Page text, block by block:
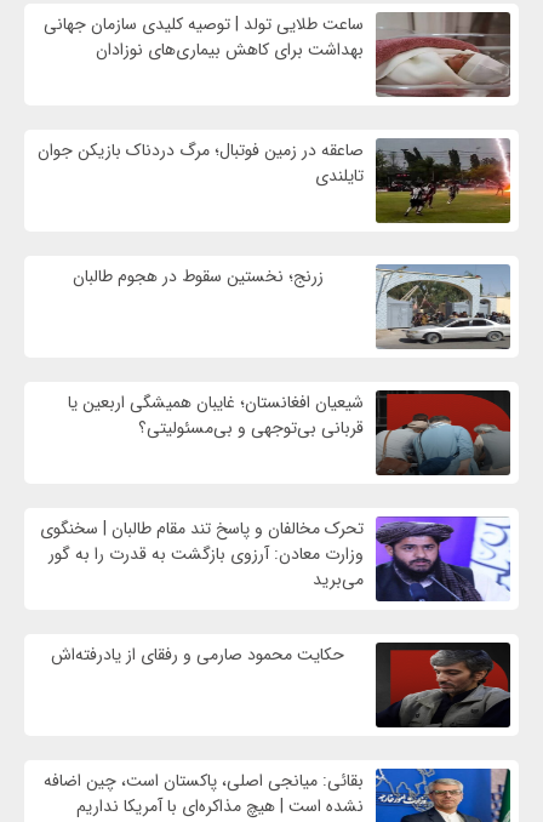
ساعت طلایی تولد | توصیه کلیدی سازمان جهانی
بهداشت برای کاهش بیماری‌های نوزادان
صاعقه در زمین فوتبال؛ مرگ دردناک بازیکن جوان
تایلندی
زرنج؛ نخستین سقوط در هجوم طالبان
شیعیان افغانستان؛ غایبان همیشگی اربعین یا
قربانی بی‌توجهی و بی‌مسئولیتی؟
تحرک مخالفان و پاسخ تند مقام طالبان | سخنگوی
وزارت معادن: آرزوی بازگشت به قدرت را به گور
می‌برید
حکایت محمود صارمی و رفقای از یادرفته‌اش
بقائی: میانجی اصلی، پاکستان است، چین اضافه
نشده است | هیچ مذاکره‌ای با آمریکا نداریم